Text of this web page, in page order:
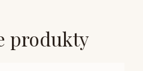
produkty